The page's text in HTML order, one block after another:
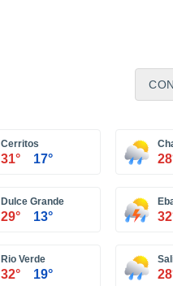
Cerritos
31° 17°
Dulce Grande
29° 13°
Rio Verde
32° 19°